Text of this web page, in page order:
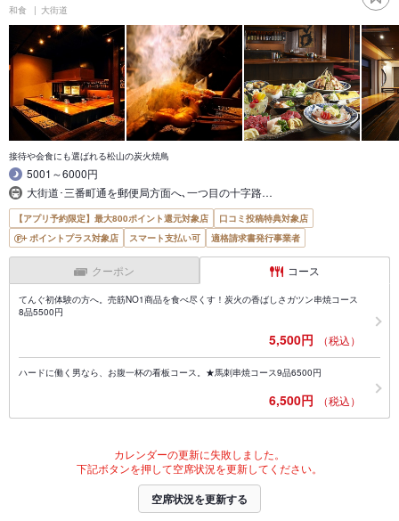
和食 大街道
接待や会食にも選ばれる松山の炭火焼鳥
5001～6000円
大街道･三番町通を郵便局方面へ､一つ目の十字路…
【アプリ予約限定】最大800ポイント還元対象店
口コミ投稿特典対象店
ポイントプラス対象店
スマート支払い可 適格請求書発行事業者
クーポン コース
てんぐ初体験の方へ。売筋NO1商品を食べ尽くす！炭火の香ばしさガツン串焼コース
8品5500円
5,500円 （税込）
ハードに働く男なら、お腹一杯の看板コース。★馬刺串焼コース9品6500円
6,500円 （税込）
カレンダーの更新に失敗しました。
下記ボタンを押して空席状況を更新してください。
空席状況を更新する